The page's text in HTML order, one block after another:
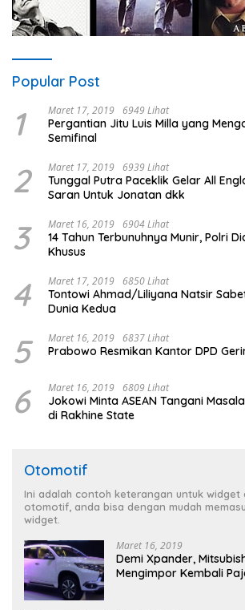
Popular Post
1 Maret 17, 2019 6949 Lihat
Pergantian Jitu Luis Milla yang
Semifinal
2 Maret 17, 2019 6939 Lihat
Tunggal Putra Paceklik Gelar All
Saran Untuk Jonatan dkk
3 Maret 16, 2019 6904 Lihat
14 Tahun Terbunuhnya Munir, Polri
Khusus
4 Maret 17, 2019 6850 Lihat
Tontowi Ahmad/Liliyana Natsir
Dunia Kedua
5 Maret 16, 2019 6837 Lihat
Prabowo Resmikan Kantor DPD
6 Maret 16, 2019 6809 Lihat
Jokowi Minta ASEAN Tangani
di Rakhine State
Otomotif
Ini adalah contoh keterangan untuk widget
otomotif, anda bisa dengan mudah
widget.
Maret 16, 2019
Demi Xpander,
Mengimpor Kembali